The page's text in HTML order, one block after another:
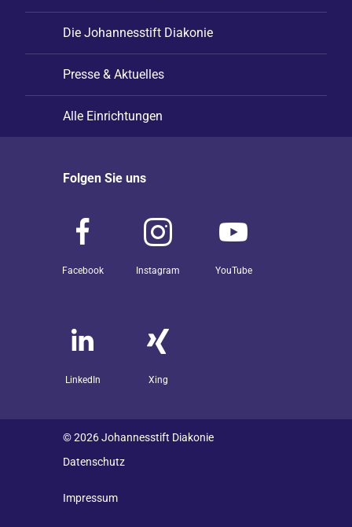
Die Johannesstift Diakonie
Presse & Aktuelles
Alle Einrichtungen
Folgen Sie uns
Facebook Instagram YouTube
LinkedIn Xing
© 2026 Johannesstift Diakonie
Datenschutz
Impressum